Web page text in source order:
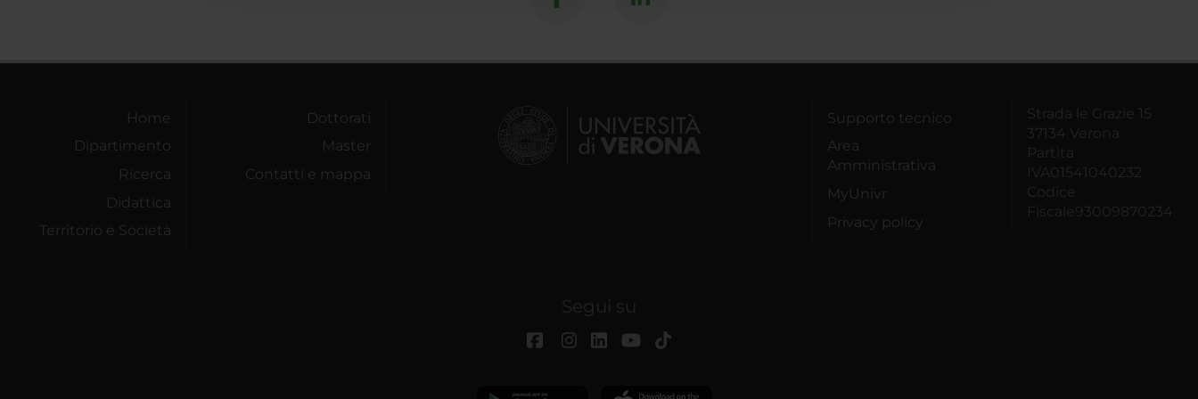
Home
Dipartimento
Ricerca
Didattica
Territorio e Società
Dottorati
Master
Contatti e mappa
Supporto tecnico
Area
Amministrativa
MyUnivr
Privacy policy
Strada le Grazie 15
37134 Verona
Partita
IVA01541040232
Codice
Fiscale93009870234
Segui su